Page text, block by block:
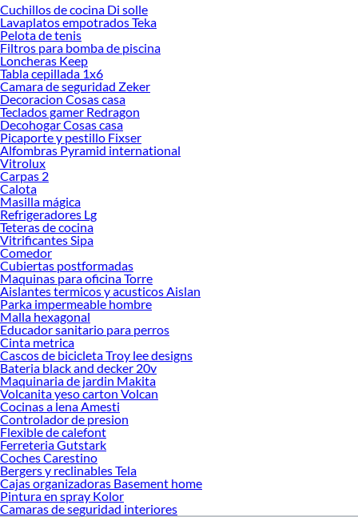
Cuchillos de cocina Di solle
Lavaplatos empotrados Teka
Pelota de tenis
Filtros para bomba de piscina
Loncheras Keep
Tabla cepillada 1x6
Camara de seguridad Zeker
Decoracion Cosas casa
Teclados gamer Redragon
Decohogar Cosas casa
Picaporte y pestillo Fixser
Alfombras Pyramid international
Vitrolux
Carpas 2
Calota
Masilla mágica
Refrigeradores Lg
Teteras de cocina
Vitrificantes Sipa
Comedor
Cubiertas postformadas
Maquinas para oficina Torre
Aislantes termicos y acusticos Aislan
Parka impermeable hombre
Malla hexagonal
Educador sanitario para perros
Cinta metrica
Cascos de bicicleta Troy lee designs
Bateria black and decker 20v
Maquinaria de jardin Makita
Volcanita yeso carton Volcan
Cocinas a lena Amesti
Controlador de presion
Flexible de calefont
Ferreteria Gutstark
Coches Carestino
Bergers y reclinables Tela
Cajas organizadoras Basement home
Pintura en spray Kolor
Camaras de seguridad interiores